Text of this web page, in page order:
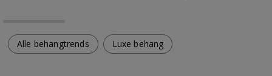
Alle behangtrends Luxe behang